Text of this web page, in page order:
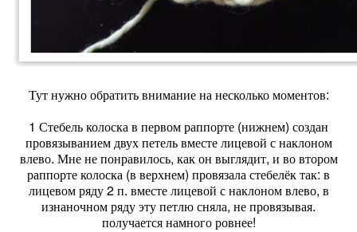
Тут нужно обратить внимание на несколько моментов:
1 Стебель колоска в первом раппорте (нижнем) создан
провязыванием двух петель вместе лицевой с наклоном
влево. Мне не понравилось, как он выглядит, и во втором
раппорте колоска (в верхнем) провязала стебелёк так: в
лицевом ряду 2 п. вместе лицевой с наклоном влево, в
изнаночном ряду эту петлю сняла, не провязывая.
получается намного ровнее!